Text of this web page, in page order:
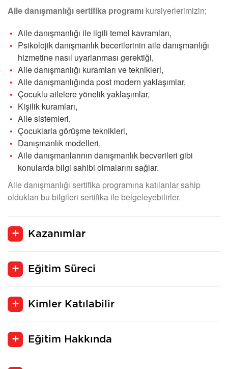
Aile danışmanlığı sertifika programı kursiyerlerimizin;
Aile danışmanlığı ile ilgili temel kavramları,
Psikolojik danışmanlık becerilerinin aile danışmanlığı
hizmetine nasıl uyarlanması gerektiği,
Aile danışmanlığı kuramları ve teknikleri,
Aile danışmanlığında post modern yaklaşımlar,
Çocuklu ailelere yönelik yaklaşımlar,
Kişilik kuramları,
Aile sistemleri,
Çocuklarla görüşme teknikleri,
Danışmanlık modelleri,
Aile danışmanlarının danışmanlık becverileri gibi
konularda bilgi sahibi olmalarını sağlar.
Aile danışmanlığı sertifika programına katılanlar sahip
oldukları bu bilgileri sertifika ile belgeleyebilirler.
Kazanımlar
Eğitim Süreci
Kimler Katılabilir
Eğitim Hakkında